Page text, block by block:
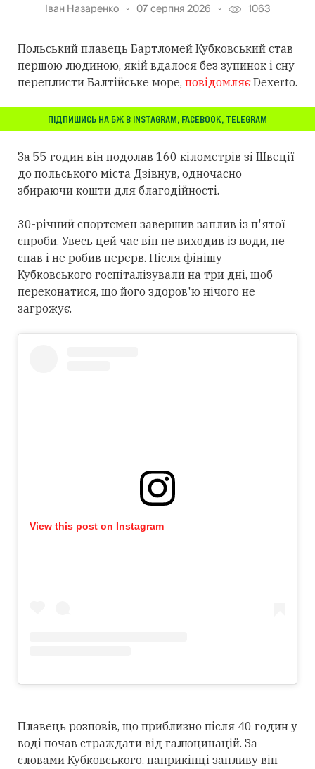
Іван Назаренко 07 серпня 2026 1063
Польський плавець Бартломей Кубковський став
першою людиною, якій вдалося без зупинок і сну
переплисти Балтійське море, повідомляєDexerto.
ПІДПИШИСЬ НА БЖ В INSTAGRAM, FACEBOOK, TELEGRAM
За 55 годин він подолав 160 кілометрів зі Швеції
до польського міста Дзівнув, одночасно
збираючи кошти для благодійності.
30-річний спортсмен завершив заплив із п'ятої
спроби. Увесь цей час він не виходив із води, не
спав і не робив перерв. Після фінішу
Кубковського госпіталізували на три дні, щоб
переконатися, що його здоров'ю нічого не
загрожує.
View this post on Instagram
Плавець розповів, що приблизно після 40 годин у
воді почав страждати від галюцинацій. За
словами Кубковського, наприкінці запливу він